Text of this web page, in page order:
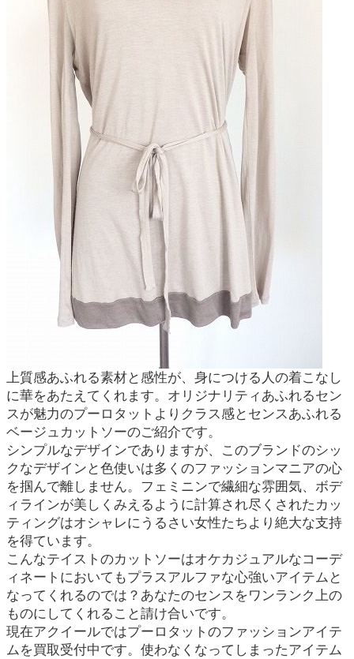
上質感あふれる素材と感性が、身につける人の着こなし
に華をあたえてくれます。オリジナリティあふれるセン
スが魅力のプーロタットよりクラス感とセンスあふれる
ベージュカットソーのご紹介です。
シンプルなデザインでありますが、このブランドのシッ
クなデザインと色使いは多くのファッションマニアの心
を掴んで離しません。フェミニンで繊細な雰囲気、ボデ
ィラインが美しくみえるように計算され尽くされたカッ
ティングはオシャレにうるさい女性たちより絶大な支持
を得ています。
こんなテイストのカットソーはオケカジュアルなコーデ
ィネートにおいてもプラスアルファな心強いアイテムと
なってくれるのでは？あなたのセンスをワンランク上の
ものにしてくれること請け合いです。
現在アクイールではプーロタットのファッションアイテ
ムを買取受付中です。使わなくなってしまったアイテム